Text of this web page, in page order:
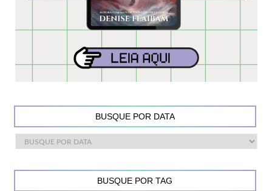
BUSQUE POR DATA
BUSQUE POR TAG